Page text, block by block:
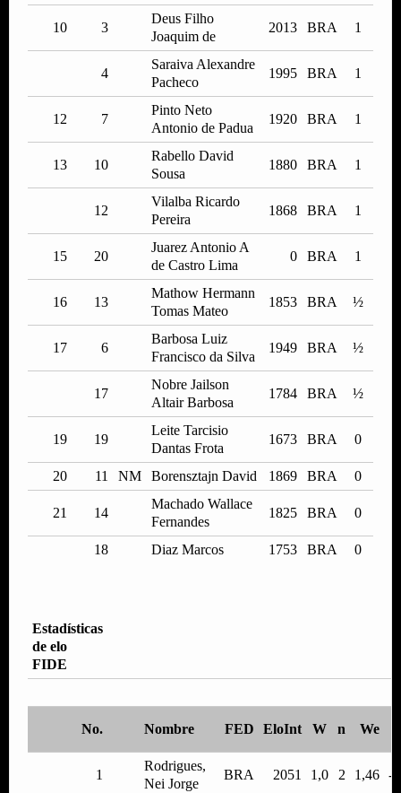
10 3
Deus Filho
Joaquim de
2013 BRA 1
4
Saraiva Alexandre
Pacheco
1995 BRA 1
12 7
Pinto Neto
Antonio de Padua
1920 BRA 1
13 10
Rabello David
Sousa
1880 BRA 1
12
Vilalba Ricardo
Pereira
1868 BRA 1
15 20
Juarez Antonio A
de Castro Lima
0 BRA 1
16 13
Mathow Hermann
Tomas Mateo
1853 BRA ½
17 6
Barbosa Luiz
Francisco da Silva
1949 BRA ½
17
Nobre Jailson
Altair Barbosa
1784 BRA ½
19 19
Leite Tarcisio
Dantas Frota
1673 BRA 0
20 11 NM Borensztajn David 1869 BRA 0
21 14
Machado Wallace
Fernandes
1825 BRA 0
18 Diaz Marcos 1753 BRA 0
Estadísticas
de elo
FIDE
No. Nombre FED EloInt W n We
1
Rodrigues,
Nei Jorge
BRA 2051 1,0 2 1,46 -